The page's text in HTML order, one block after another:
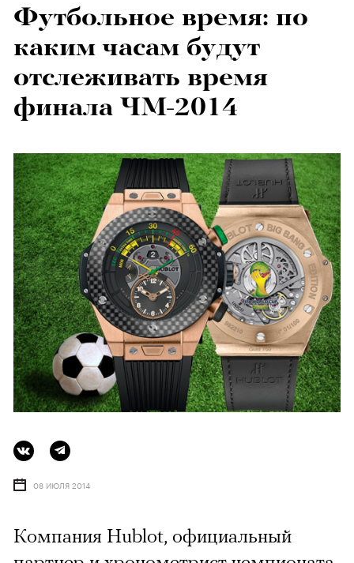
Футбольное время: по
каким часам будут
отслеживать время
финала ЧМ-2014
08 ИЮЛЯ 2014
Компания Hublot, официальный